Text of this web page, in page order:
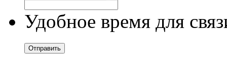
Удобное время для